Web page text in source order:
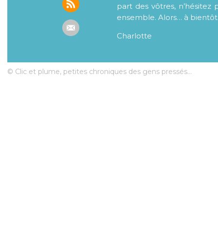
part des vôtres, n’hésitez
ensemble. Alors… à bientôt
Charlotte
© Clic et plume, petites chroniques des gens pressés...